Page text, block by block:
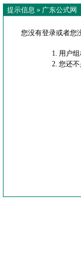
提示信息 » 广东公式网
您没有登录或者您
用户
您还